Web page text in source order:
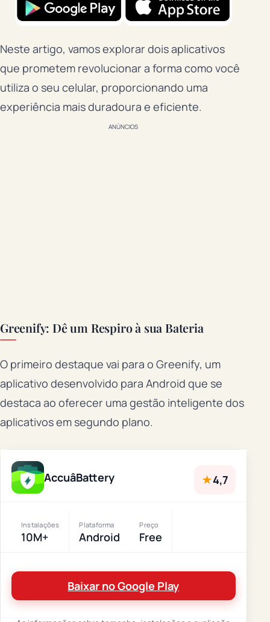
Neste artigo, vamos explorar dois aplicativos
que prometem revolucionar a forma como você
utiliza o seu celular, proporcionando uma
experiência mais duradoura e eficiente.
ANÚNCIOS
Greenify: Dê um Respiro à sua Bateria
O primeiro destaque vai para o Greenify, um
aplicativo desenvolvido para Android que se
destaca ao oferecer uma gestão inteligente dos
aplicativos em segundo plano.
AccuâBattery ★4,7
Instalações
10M+
Plataforma
Android
Preço
Free
Baixar no Google Play